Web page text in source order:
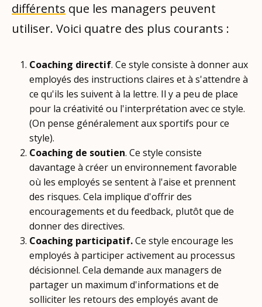
différents que les managers peuvent
utiliser. Voici quatre des plus courants :
Coaching directif. Ce style consiste à donner aux
employés des instructions claires et à s'attendre à
ce qu'ils les suivent à la lettre. Il y a peu de place
pour la créativité ou l'interprétation avec ce style.
(On pense généralement aux sportifs pour ce
style).
Coaching de soutien. Ce style consiste
davantage à créer un environnement favorable
où les employés se sentent à l'aise et prennent
des risques. Cela implique d'offrir des
encouragements et du feedback, plutôt que de
donner des directives.
Coaching participatif.Ce style encourage les
employés à participer activement au processus
décisionnel. Cela demande aux managers de
partager un maximum d'informations et de
solliciter les retours des employés avant de